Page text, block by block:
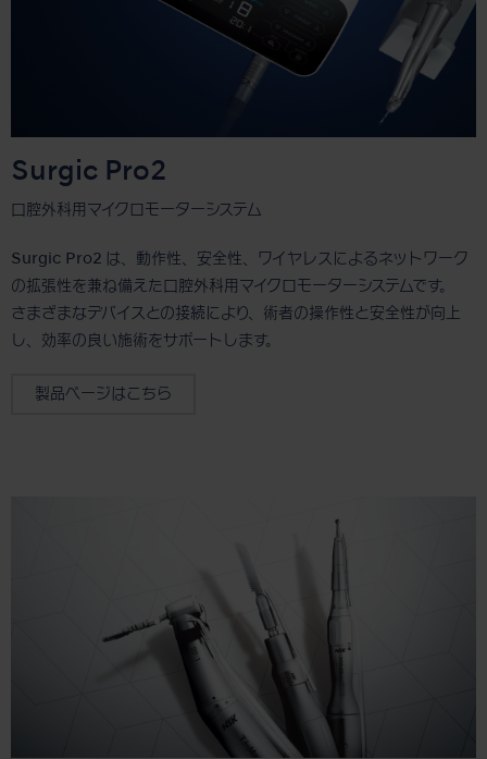
Surgic Pro2
口腔外科用マイクロモーターシステム
Surgic Pro2 は、動作性、安全性、ワイヤレスによるネットワーク
の拡張性を兼ね備えた口腔外科用マイクロモーターシステムです。
さまざまなデバイスとの接続により、術者の操作性と安全性が向上
し、効率の良い施術をサポートします。
製品ページはこちら